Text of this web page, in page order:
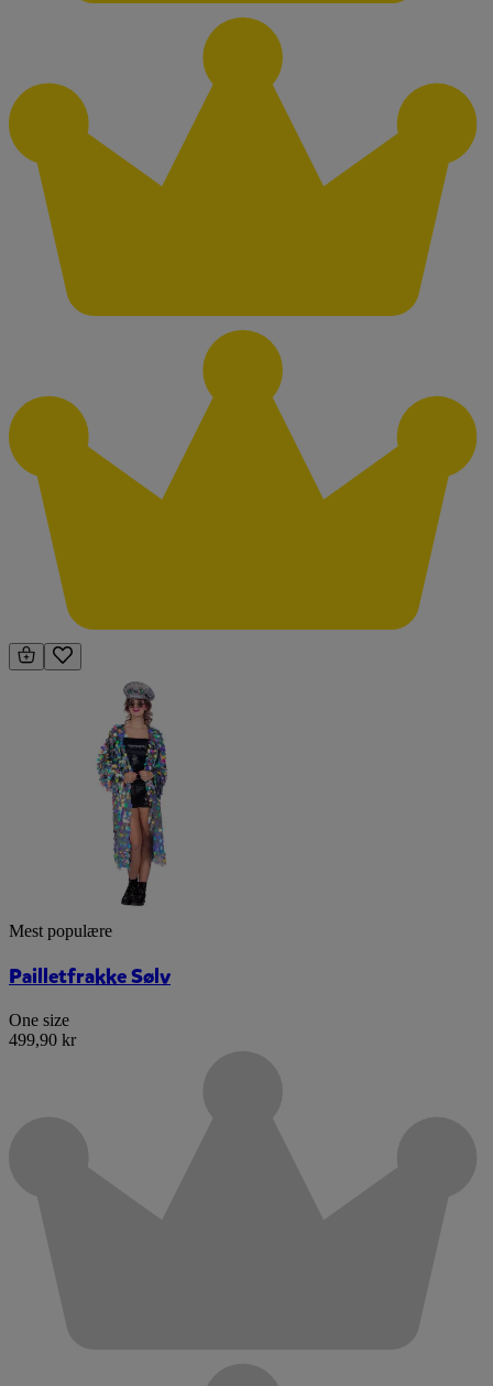
Mest populære
Pailletfrakke Sølv
One size
499,90 kr